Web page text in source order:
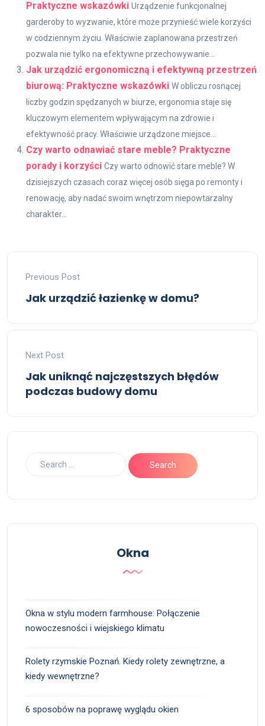
Praktyczne wskazówki Urządzenie funkcjonalnej
garderoby to wyzwanie, które może przynieść wiele korzyści
w codziennym życiu. Właściwie zaplanowana przestrzeń
pozwala nie tylko na efektywne przechowywanie...
Jak urządzić ergonomiczną i efektywną przestrzeń
biurową: Praktyczne wskazówki W obliczu rosnącej
liczby godzin spędzanych w biurze, ergonomia staje się
kluczowym elementem wpływającym na zdrowie i
efektywność pracy. Właściwie urządzone miejsce...
Czy warto odnawiać stare meble? Praktyczne
porady i korzyści Czy warto odnowić stare meble? W
dzisiejszych czasach coraz więcej osób sięga po remonty i
renowację, aby nadać swoim wnętrzom niepowtarzalny
charakter...
Previous Post
Jak urządzić łazienkę w domu?
Next Post
Jak uniknąć najczęstszych błędów
podczas budowy domu
Okna
Okna w stylu modern farmhouse: Połączenie
nowoczesności i wiejskiego klimatu
Rolety rzymskie Poznań. Kiedy rolety zewnętrzne, a
kiedy wewnętrzne?
6 sposobów na poprawę wyglądu okien